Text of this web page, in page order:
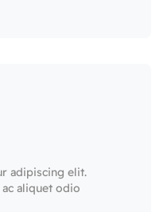
adipiscing elit.
aliquet odio